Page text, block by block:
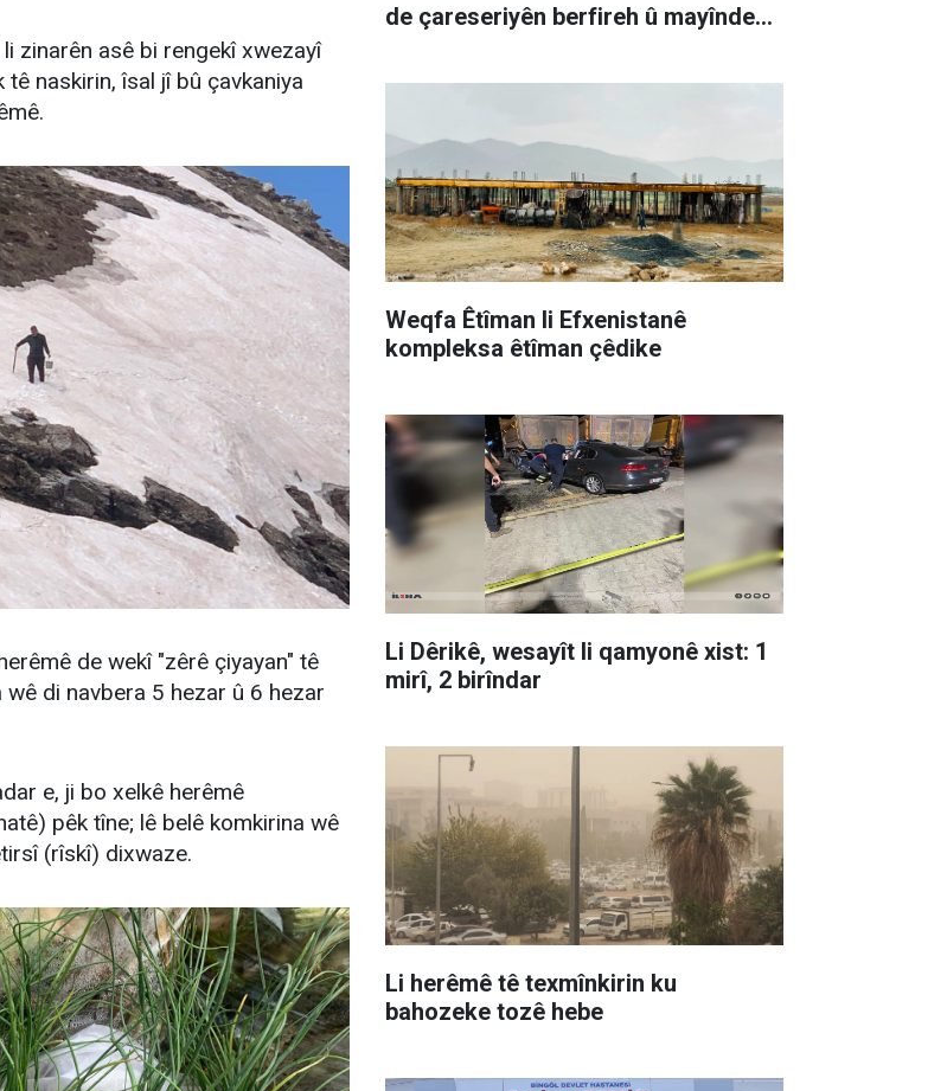
zinarên asê bi rengekî xwezayî
naskirin, îsal jî bû çavkaniya
de wekî "zêrê çiyayan" tê
di navbera 5 hezar û 6 hezar
e, ji bo xelkê herêmê
pêk tîne; lê belê komkirina wê
(rîskî) dixwaze.
de çareseriyên berfireh û mayînde
Weqfa Êtîman li Efxenistanê
kompleksa êtîman çêdike
Li Dêrikê, wesayît li qamyonê xist: 1
mirî, 2 birîndar
Li herêmê tê texmînkirin ku
bahozeke tozê hebe